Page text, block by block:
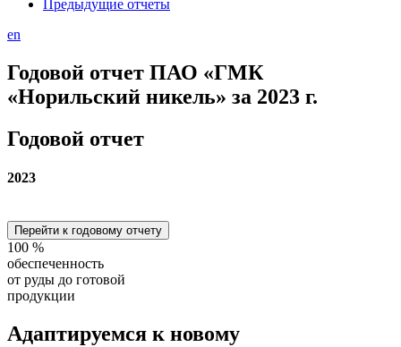
Предыдущие отчеты
en
Годовой отчет ПАО «ГМК
«Норильский никель» за 2023 г.
Годовой отчет
2023
Перейти к годовому отчету
100 %
обеспеченность
от руды до готовой
продукции
Адаптируемся к новому